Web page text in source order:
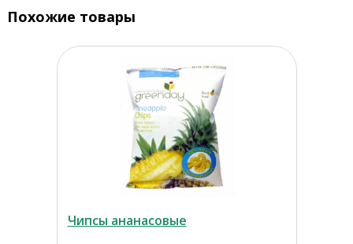
Похожие товары
Чипсы ананасовые